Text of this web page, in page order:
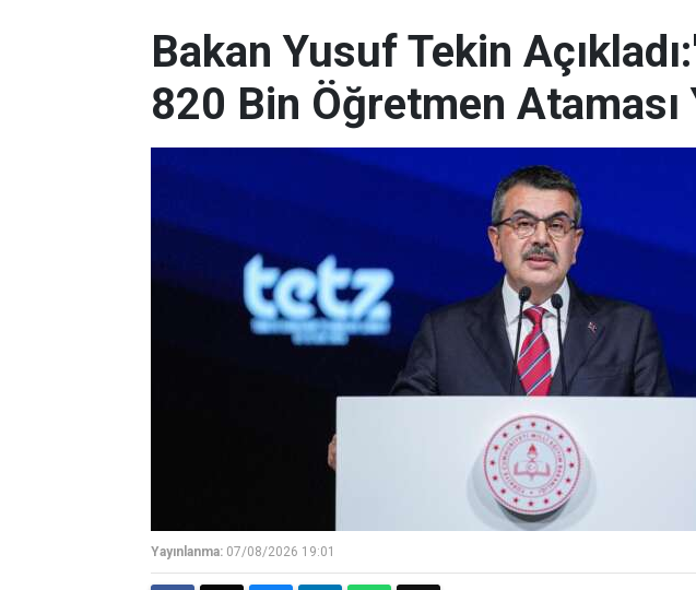
Bakan Yusuf Tekin
820 Bin Öğretmen Ataması
Yayınlanma: 07/08/2026 19:01